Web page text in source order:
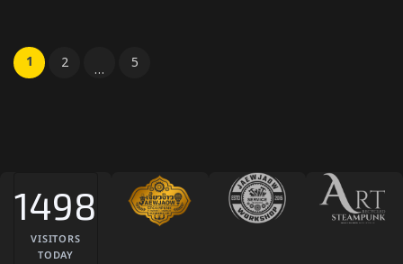
Posts pagination
1 2 … 5
1498
VISITORS
TODAY